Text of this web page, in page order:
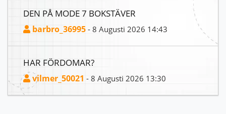
DEN PÅ MODE 7 BOKSTÄVER
barbro_36995 - 8 Augusti 2026 14:43
HAR FÖRDOMAR?
vilmer_50021 - 8 Augusti 2026 13:30